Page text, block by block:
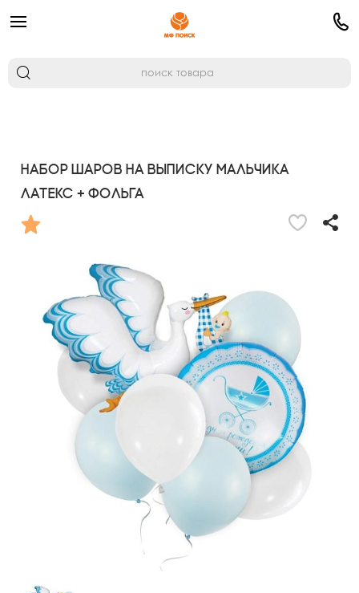
Набор шаров На выписку мальчика
латекс + фольга